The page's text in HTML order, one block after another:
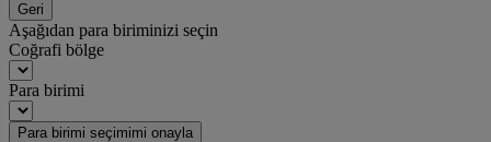
Geri
Aşağıdan para biriminizi seçin
Coğrafi bölge
Para birimi
Para birimi seçimimi onayla